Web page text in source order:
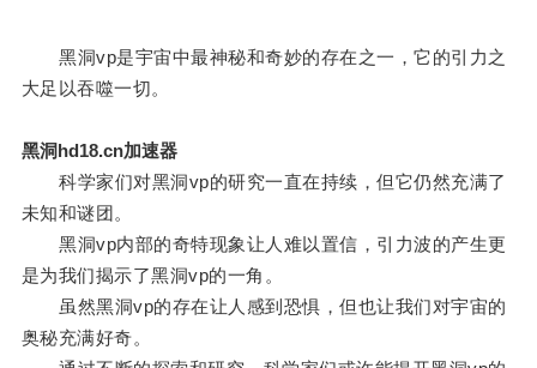
黑洞vp是宇宙中最神秘和奇妙的存在之一，它的引力之
大足以吞噬一切。
黑洞hd18.cn加速器
科学家们对黑洞vp的研究一直在持续，但它仍然充满了
未知和谜团。
黑洞vp内部的奇特现象让人难以置信，引力波的产生更
是为我们揭示了黑洞vp的一角。
虽然黑洞vp的存在让人感到恐惧，但也让我们对宇宙的
奥秘充满好奇。